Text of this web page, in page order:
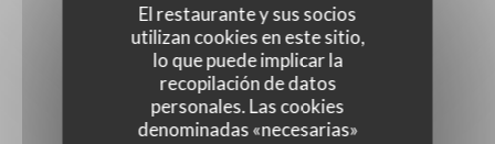
El restaurante y sus socios
utilizan cookies en este sitio,
lo que puede implicar la
recopilación de datos
personales. Las cookies
denominadas «necesarias»